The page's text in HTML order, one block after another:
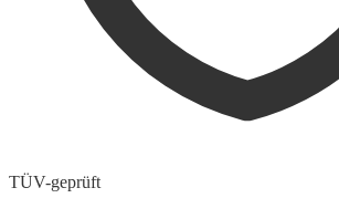
TÜV-geprüft